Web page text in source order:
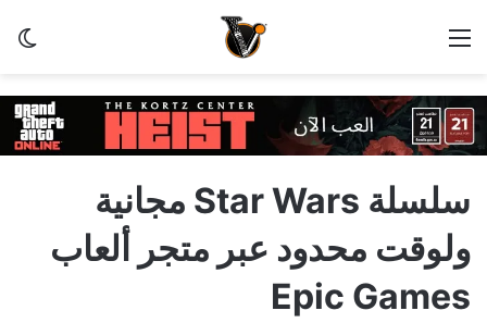
القائمة
سلسلة Star Wars مجانية
ولوقت محدود عبر متجر ألعاب
Epic Games